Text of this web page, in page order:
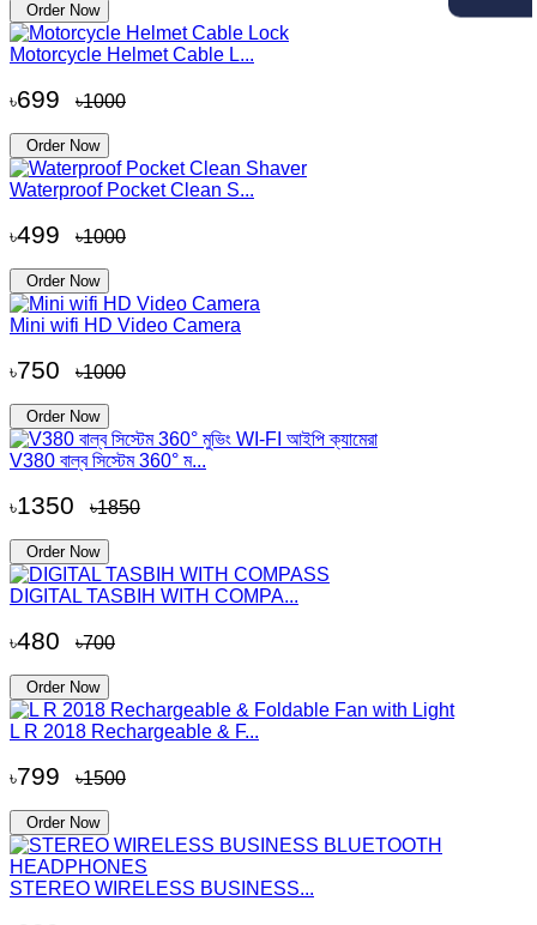
Order Now
Motorcycle Helmet Cable L...
৳699 ৳1000
Order Now
Waterproof Pocket Clean S...
৳499 ৳1000
Order Now
Mini wifi HD Video Camera
৳750 ৳1000
Order Now
V380 বাল্ব সিস্টেম 360° ম...
৳1350 ৳1850
Order Now
DIGITAL TASBIH WITH COMPA...
৳480 ৳700
Order Now
L R 2018 Rechargeable & F...
৳799 ৳1500
Order Now
STEREO WIRELESS BUSINESS...